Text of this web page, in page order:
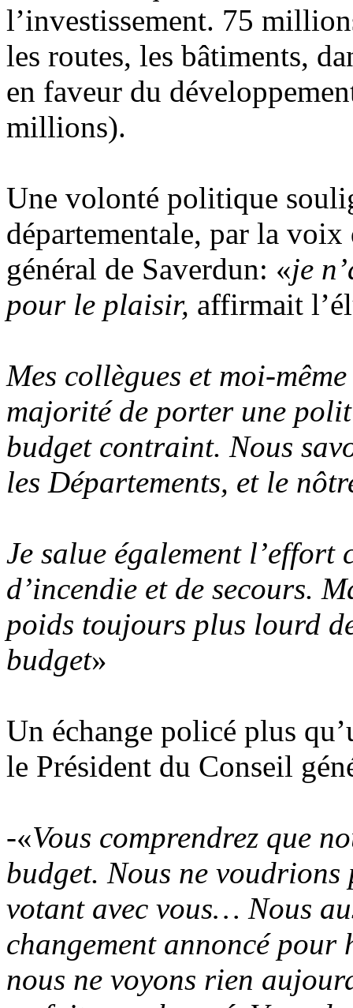
l’investissement. 75
les routes, les bâtiments,
en faveur du
millions).
Une volonté politique
départementale, par la
général de Saverdun: «je
pour le plaisir, affirmait
Mes collègues et moi-
majorité de porter une
budget contraint. Nous
les Départements, et le
Je salue également l’effort
d’incendie et de secours.
poids toujours plus lourd
budget»
Un échange policé plus
le Président du Conseil
-«Vous comprendrez que
budget. Nous ne voudrions
votant avec vous… Nous
changement annoncé
nous ne voyons rien